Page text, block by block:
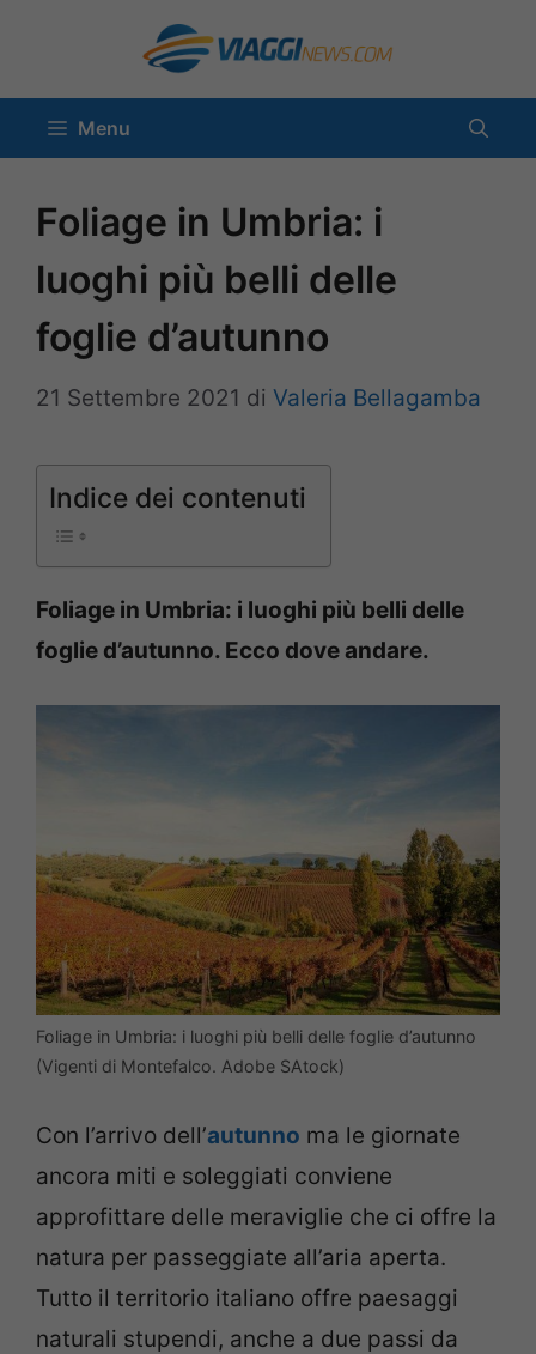
contenuto
Menu
Foliage in Umbria: i
luoghi più belli delle
foglie d’autunno
21 Settembre 2021 di Valeria Bellagamba
Indice dei contenuti
Foliage in Umbria: i luoghi più belli delle
foglie d’autunno. Ecco dove andare.
Foliage in Umbria: i luoghi più belli delle foglie d’autunno
(Vigenti di Montefalco. Adobe SAtock)
Con l’arrivo dell’autunno ma le giornate
ancora miti e soleggiati conviene
approfittare delle meraviglie che ci offre la
natura per passeggiate all’aria aperta.
Tutto il territorio italiano offre paesaggi
naturali stupendi, anche a due passi da